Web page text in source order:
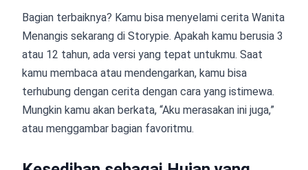
Bagian terbaiknya? Kamu bisa menyelami cerita Wanita
Menangis sekarang di Storypie. Apakah kamu berusia 3
atau 12 tahun, ada versi yang tepat untukmu. Saat
kamu membaca atau mendengarkan, kamu bisa
terhubung dengan cerita dengan cara yang istimewa.
Mungkin kamu akan berkata, “Aku merasakan ini juga,”
atau menggambar bagian favoritmu.